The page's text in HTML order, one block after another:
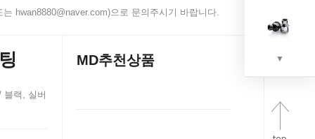
hwan8880@naver.com)으로 문의주시기 바랍니다.
블랙, 실버
MD추천상품 ▼